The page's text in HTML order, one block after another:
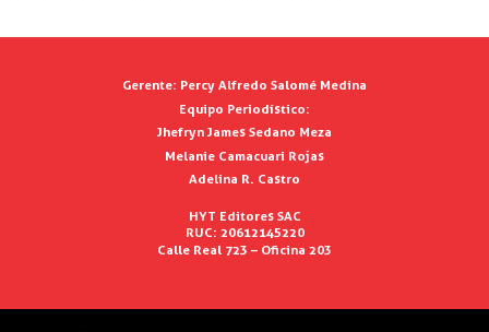
Gerente: Percy Alfredo Salomé Medina
Equipo Periodístico:
Jhefryn James Sedano Meza
Melanie Camacuari Rojas
Adelina R. Castro
HYT Editores SAC
RUC: 20612145220
Calle Real 723 – Oficina 203